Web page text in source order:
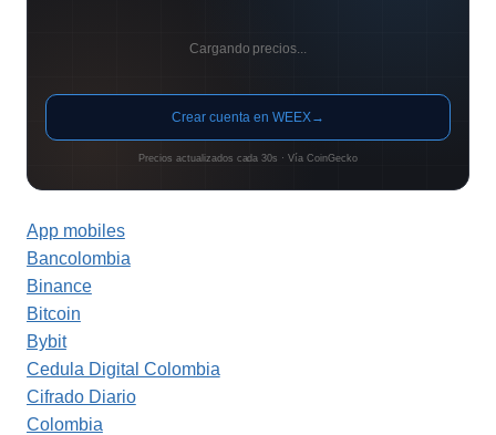
Cargando precios...
Crear cuenta en WEEX→
Precios actualizados cada 30s · Vía CoinGecko
App mobiles
Bancolombia
Binance
Bitcoin
Bybit
Cedula Digital Colombia
Cifrado Diario
Colombia